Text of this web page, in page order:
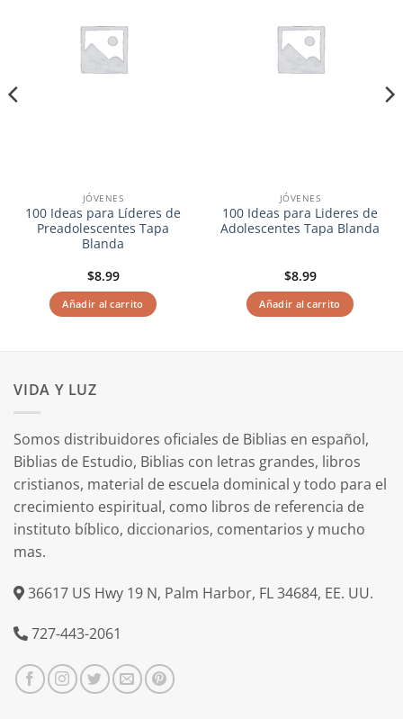
JÓVENES
100 Ideas para Líderes de
Preadolescentes Tapa
Blanda
$8.99
Añadir al carrito
JÓVENES
100 Ideas para Lideres de
Adolescentes Tapa Blanda
$8.99
Añadir al carrito
VIDA Y LUZ
Somos distribuidores oficiales de Biblias en español,
Biblias de Estudio, Biblias con letras grandes, libros
cristianos, material de escuela dominical y todo para el
crecimiento espiritual, como libros de referencia de
instituto bíblico, diccionarios, comentarios y mucho
mas.
36617 US Hwy 19 N, Palm Harbor, FL 34684, EE. UU.
727-443-2061